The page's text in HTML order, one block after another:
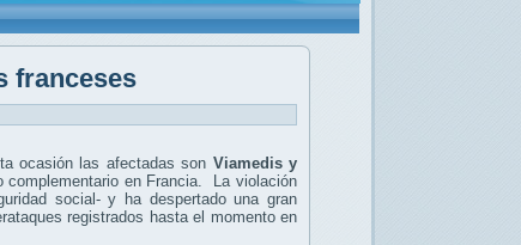
franceses
ocasión las afectadas son Viamedis y
complementario en Francia. La violación
social- y ha despertado una gran
registrados hasta el momento en